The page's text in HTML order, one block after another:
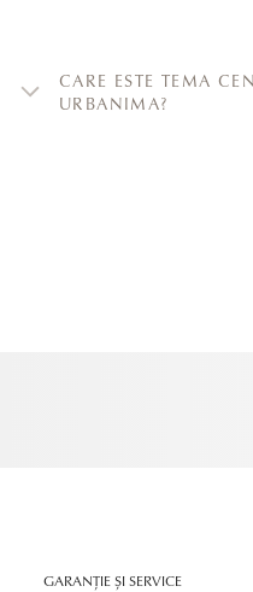
CARE ESTE TEMA
URBANIMA?
GARANȚIE ȘI SERVICE